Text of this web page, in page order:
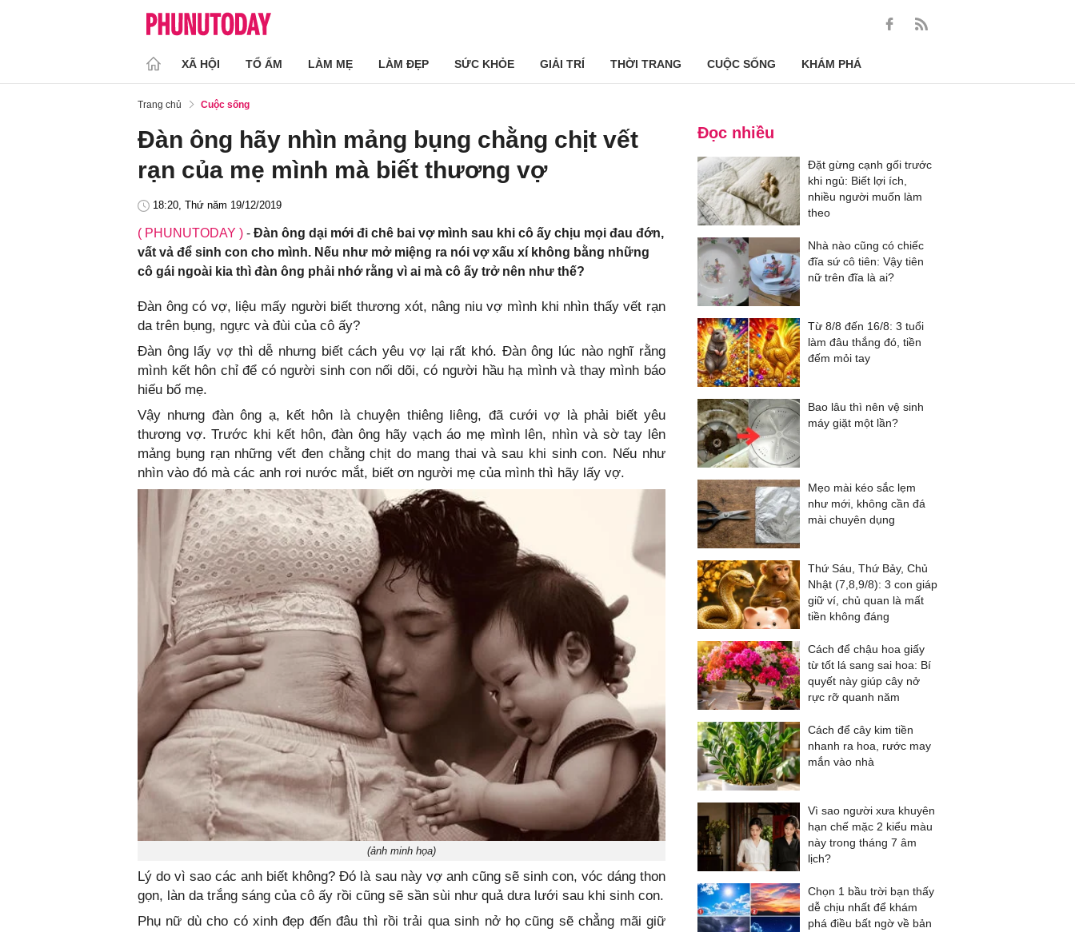
XÃ HỘI TỔ ẤM LÀM MẸ LÀM ĐẸP SỨC KHỎE GIẢI TRÍ THỜI TRANG CUỘC SỐNG KHÁM PHÁ
Trang chủ Cuộc sống
Đàn ông hãy nhìn mảng bụng chằng chịt vết
rạn của mẹ mình mà biết thương vợ
18:20, Thứ năm 19/12/2019
( PHUNUTODAY ) - Đàn ông dại mới đi chê bai vợ mình sau khi cô ấy chịu mọi đau đớn,
vất vả để sinh con cho mình. Nếu như mở miệng ra nói vợ xấu xí không bằng những
cô gái ngoài kia thì đàn ông phải nhớ rằng vì ai mà cô ấy trở nên như thế?
Đàn ông có vợ, liệu mấy người biết thương xót, nâng niu vợ mình khi nhìn thấy vết rạn
da trên bụng, ngực và đùi của cô ấy?
Đàn ông lấy vợ thì dễ nhưng biết cách yêu vợ lại rất khó. Đàn ông lúc nào nghĩ rằng
mình kết hôn chỉ để có người sinh con nối dõi, có người hầu hạ mình và thay mình báo
hiếu bố mẹ.
Vậy nhưng đàn ông ạ, kết hôn là chuyện thiêng liêng, đã cưới vợ là phải biết yêu
thương vợ. Trước khi kết hôn, đàn ông hãy vạch áo mẹ mình lên, nhìn và sờ tay lên
mảng bụng rạn những vết đen chằng chịt do mang thai và sau khi sinh con. Nếu như
nhìn vào đó mà các anh rơi nước mắt, biết ơn người mẹ của mình thì hãy lấy vợ.
(ảnh minh họa)
Lý do vì sao các anh biết không? Đó là sau này vợ anh cũng sẽ sinh con, vóc dáng thon
gọn, làn da trắng sáng của cô ấy rồi cũng sẽ sần sùi như quả dưa lưới sau khi sinh con.
Phụ nữ dù cho có xinh đẹp đến đâu thì rồi trải qua sinh nở họ cũng sẽ chẳng mãi giữ
Đọc nhiều
Đặt gừng cạnh gối trước
khi ngủ: Biết lợi ích,
nhiều người muốn làm
theo
Nhà nào cũng có chiếc
đĩa sứ cô tiên: Vậy tiên
nữ trên đĩa là ai?
Từ 8/8 đến 16/8: 3 tuổi
làm đâu thắng đó, tiền
đếm mỏi tay
Bao lâu thì nên vệ sinh
máy giặt một lần?
Mẹo mài kéo sắc lẹm
như mới, không cần đá
mài chuyên dụng
Thứ Sáu, Thứ Bảy, Chủ
Nhật (7,8,9/8): 3 con giáp
giữ ví, chủ quan là mất
tiền không đáng
Cách để chậu hoa giấy
từ tốt lá sang sai hoa: Bí
quyết này giúp cây nở
rực rỡ quanh năm
Cách để cây kim tiền
nhanh ra hoa, rước may
mắn vào nhà
Vì sao người xưa khuyên
hạn chế mặc 2 kiểu màu
này trong tháng 7 âm
lịch?
Chọn 1 bầu trời bạn thấy
dễ chịu nhất để khám
phá điều bất ngờ về bản